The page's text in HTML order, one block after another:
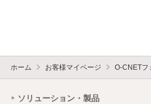
ホーム お客様マイページ O-CNETフ
ソリューション・製品